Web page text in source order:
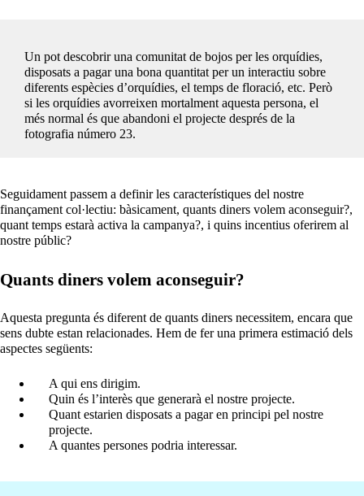
Un pot descobrir una comunitat de bojos per les orquídies,
disposats a pagar una bona quantitat per un interactiu sobre
diferents espècies d’orquídies, el temps de floració, etc. Però
si les orquídies avorreixen mortalment aquesta persona, el
més normal és que abandoni el projecte després de la
fotografia número 23.
Seguidament passem a definir les característiques del nostre
finançament col·lectiu: bàsicament, quants diners volem aconseguir?,
quant temps estarà activa la campanya?, i quins incentius oferirem al
nostre públic?
Quants diners volem aconseguir?
Aquesta pregunta és diferent de quants diners necessitem, encara que
sens dubte estan relacionades. Hem de fer una primera estimació dels
aspectes següents:
A qui ens dirigim.
Quin és l’interès que generarà el nostre projecte.
Quant estarien disposats a pagar en principi pel nostre
projecte.
A quantes persones podria interessar.